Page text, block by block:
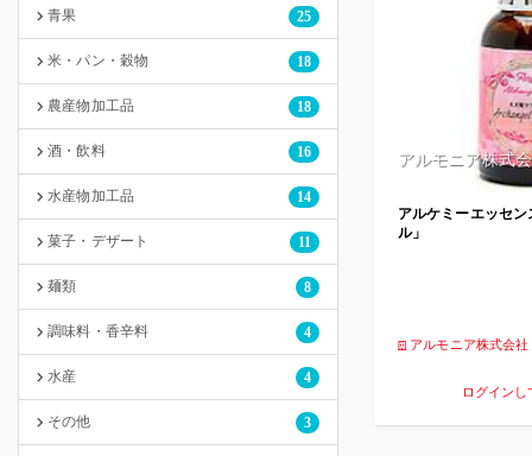
青果 25
米・パン・穀物 18
農産物加工品 18
酒・飲料 16
水産物加工品 14
菓子・デザート 11
麺類 8
調味料・香辛料 4
水産 4
その他 3
アルモニア株式
アルケミーエッセ
ル」
アルモニア株式会社
ログイン